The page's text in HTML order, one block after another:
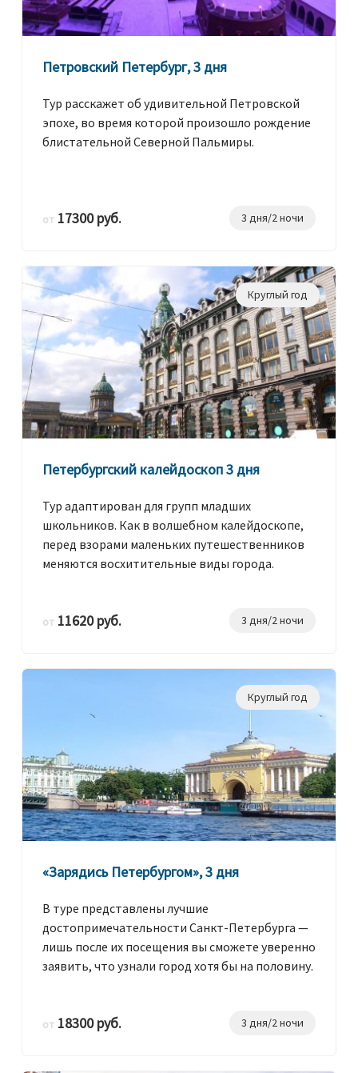
Петровский Петербург, 3 дня
Тур расскажет об удивительной Петровской
эпохе, во время которой произошло рождение
блистательной Северной Пальмиры.
от 17300 руб. 3 дня/2 ночи
Круглый год
Петербургский калейдоскоп 3 дня
Тур адаптирован для групп младших
школьников. Как в волшебном калейдоскопе,
перед взорами маленьких путешественников
меняются восхитительные виды города.
от 11620 руб. 3 дня/2 ночи
Круглый год
«Зарядись Петербургом», 3 дня
В туре представлены лучшие
достопримечательности Санкт-Петербурга —
лишь после их посещения вы сможете уверенно
заявить, что узнали город хотя бы на половину.
от 18300 руб. 3 дня/2 ночи